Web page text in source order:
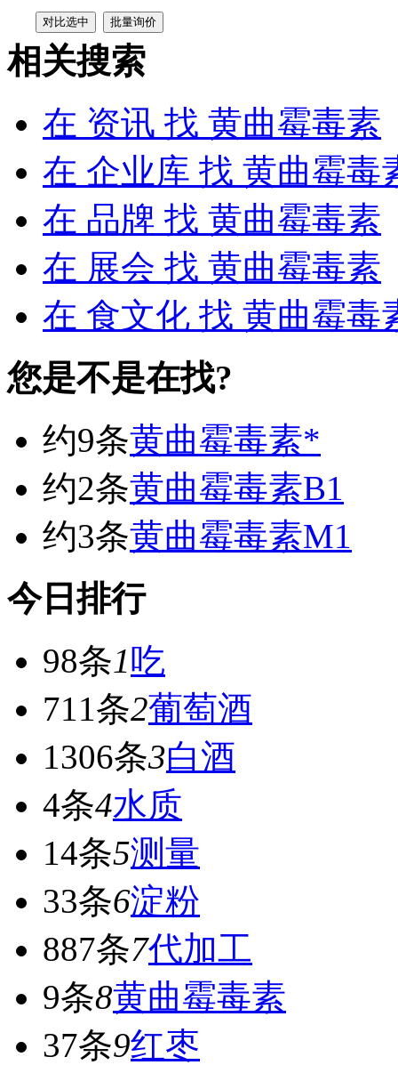
相关搜索
在 资讯 找 黄曲霉毒素
在 企业库 找 黄曲霉毒
在 品牌 找 黄曲霉毒素
在 展会 找 黄曲霉毒素
在 食文化 找 黄曲霉毒
您是不是在找?
约9条黄曲霉毒素*
约2条黄曲霉毒素B1
约3条黄曲霉毒素M1
今日排行
98条1吃
711条2葡萄酒
1306条3白酒
4条4水质
14条5测量
33条6淀粉
887条7代加工
9条8黄曲霉毒素
37条9红枣